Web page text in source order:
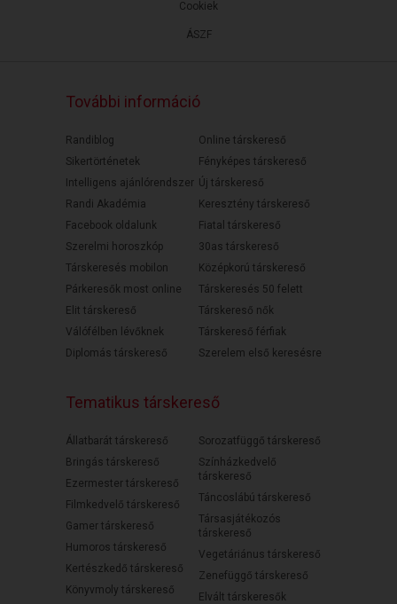
ÁSZF
Cookiek
További információ
Randiblog
Sikertörténetek
Intelligens ajánlórendszer
Randi Akadémia
Facebook oldalunk
Szerelmi horoszkóp
Társkeresés mobilon
Párkeresők most online
Elit társkereső
Válófélben lévőknek
Diplomás társkereső
Online társkereső
Fényképes társkereső
Új társkereső
Keresztény társkereső
Fiatal társkereső
30as társkereső
Középkorú társkereső
Társkeresés 50 felett
Társkereső nők
Társkereső férfiak
Szerelem első keresésre
Tematikus társkereső
Állatbarát társkereső
Bringás társkereső
Ezermester társkereső
Filmkedvelő társkereső
Gamer társkereső
Humoros társkereső
Kertészkedő társkereső
Könyvmoly társkereső
Sorozatfüggő társkereső
Színházkedvelő
társkereső
Táncoslábú társkereső
Társasjátékozós
társkereső
Vegetáriánus társkereső
Zenefüggő társkereső
Elvált társkeresők